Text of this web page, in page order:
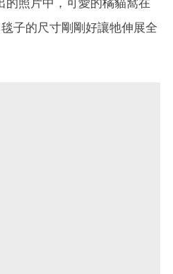
的照片中，可愛的橘貓窩在
子的尺寸剛剛好讓牠伸展全